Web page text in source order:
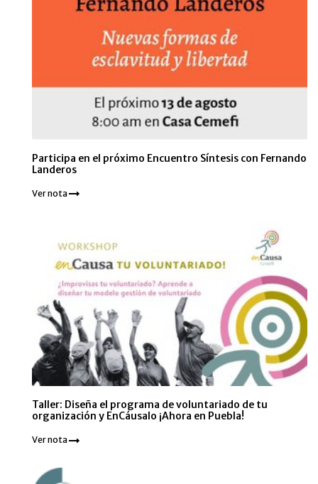
Participa en el próximo Encuentro Síntesis con Fernando
Landeros
Ver nota
Taller: Diseña el programa de voluntariado de tu
organización y EnCáusalo ¡Ahora en Puebla!
Ver nota